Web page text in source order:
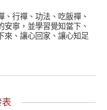
行禪、功法、吃飯禪、
寧，並學習覺知當下、
來、讓心回家、讓心知足